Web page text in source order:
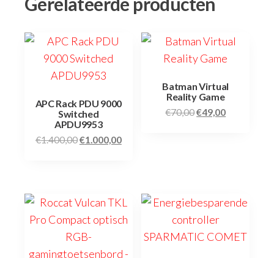
APC Rack PDU 9000
Switched
APDU9953
€1.400,00€1.000,00
Batman Virtual
Reality Game
€70,00€49,00